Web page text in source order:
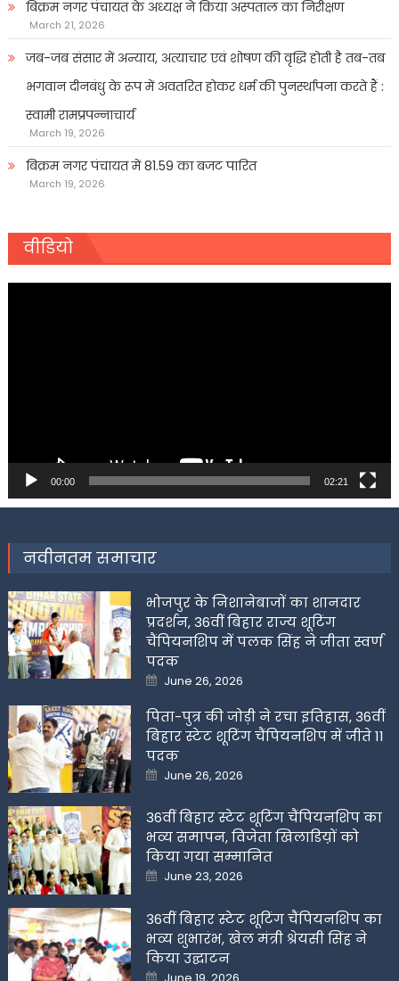
बिक्रम नगर पंचायत के अध्यक्ष ने किया अस्पताल का निरीक्षण
March 21, 2026
जब-जब संसार में अन्याय, अत्याचार एवं शोषण की वृद्धि होती है तब-तब
भगवान दीनबंधु के रूप में अवतरित होकर धर्म की पुनर्स्थापना करते हैं :
स्वामी रामप्रपन्नाचार्य
March 19, 2026
बिक्रम नगर पंचायत में 81.59 का बजट पारित
March 19, 2026
वीडियो
00:00 02:21
नवीनतम समाचार
भोजपुर के निशानेबाजों का शानदार
प्रदर्शन, 36वीं बिहार राज्य शूटिंग
चैंपियनशिप में पलक सिंह ने जीता स्वर्ण
पदक
Posted
on
June 26, 2026
पिता-पुत्र की जोड़ी ने रचा इतिहास, 36वीं
बिहार स्टेट शूटिंग चैंपियनशिप में जीते 11
पदक
Posted
on
June 26, 2026
36वीं बिहार स्टेट शूटिंग चैंपियनशिप का
भव्य समापन, विजेता खिलाडिय़ों को
किया गया सम्मानित
Posted
on
June 23, 2026
36वीं बिहार स्टेट शूटिंग चैंपियनशिप का
भव्य शुभारंभ, खेल मंत्री श्रेयसी सिंह ने
किया उद्घाटन
Posted
June 19, 2026